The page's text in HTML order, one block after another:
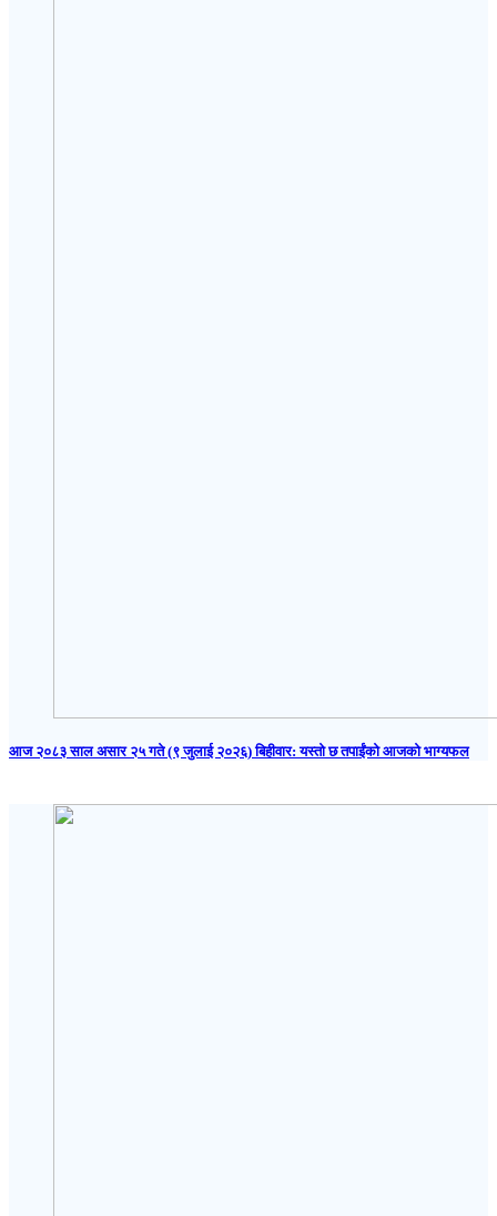
आज २०८३ साल असार २५ गते (९ जुलाई २०२६) बिहीवार: यस्तो छ तपाईंको आजको भाग्यफल